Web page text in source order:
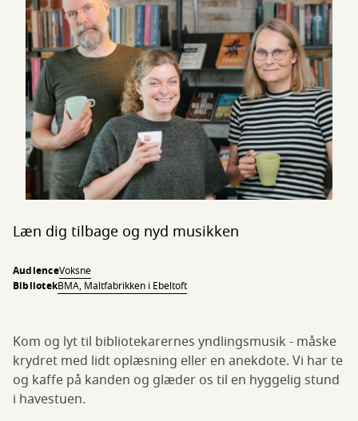
Læn dig tilbage og nyd musikken
AudienceVoksne
BibliotekBMA, Maltfabrikken i Ebeltoft
Kom og lyt til bibliotekarernes yndlingsmusik - måske
krydret med lidt oplæsning eller en anekdote. Vi har te
og kaffe på kanden og glæder os til en hyggelig stund
i havestuen.